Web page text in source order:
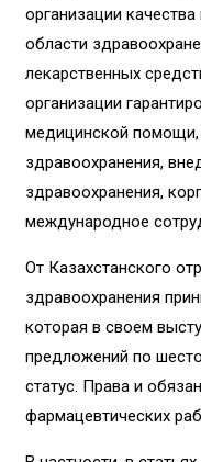
организации
области
лекарственных
организации
медицинской помощи,
здравоохранения,
здравоохранения,
международное
От Казахстанского
здравоохранения
которая в своем
предложений по
статус. Права и
фармацевтических